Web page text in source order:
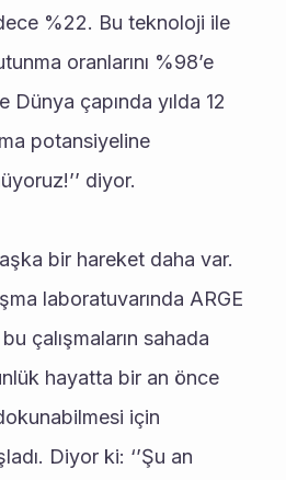
%22. Bu teknoloji ile
oranlarını %98’e
Dünya çapında yılda 12
potansiyeline
diyor.
bir hareket daha var.
laboratuvarında ARGE
çalışmaların sahada
hayatta bir an önce
Diyor ki: ‘’Şu an